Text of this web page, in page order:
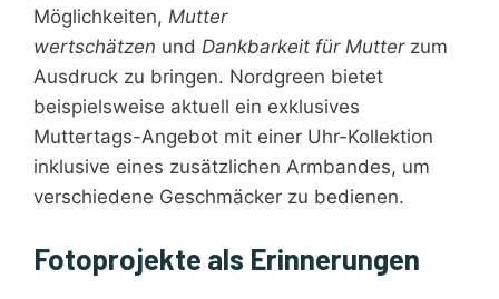
Möglichkeiten, Mutter
wertschätzen und Dankbarkeit für Mutterzum
Ausdruck zu bringen. Nordgreen bietet
beispielsweise aktuell ein exklusives
Muttertags-Angebot mit einer Uhr-Kollektion
inklusive eines zusätzlichen Armbandes, um
verschiedene Geschmäcker zu bedienen.
Fotoprojekte als Erinnerungen